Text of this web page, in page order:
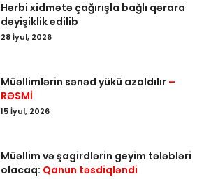
Hərbi xidmətə çağırışla bağlı qərara
dəyişiklik edilib
28 İyul, 2026
Müəllimlərin sənəd yükü azaldılır –
RƏSMİ
15 İyul, 2026
Müəllim və şagirdlərin geyim tələbləri
olacaq: Qanun təsdiqləndi